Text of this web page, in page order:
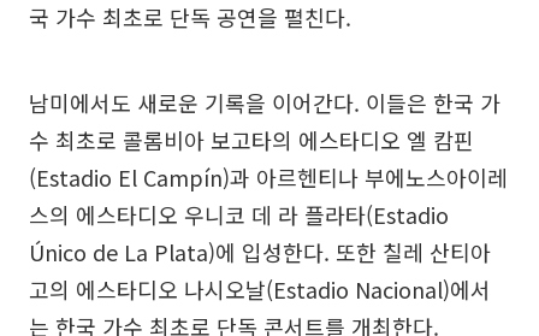
국 가수 최초로 단독 공연을 펼친다.
남미에서도 새로운 기록을 이어간다. 이들은 한국 가
수 최초로 콜롬비아 보고타의 에스타디오 엘 캄핀
(Estadio El Campín)과 아르헨티나 부에노스아이레
스의 에스타디오 우니코 데 라 플라타(Estadio
Único de La Plata)에 입성한다. 또한 칠레 산티아
고의 에스타디오 나시오날(Estadio Nacional)에서
는 한국 가수 최초로 단독 콘서트를 개최한다.